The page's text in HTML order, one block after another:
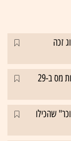
זכה
הבן שרף את הראיות במנגל: נעצר חשוד בעבירות מס ב-29
שהכילו